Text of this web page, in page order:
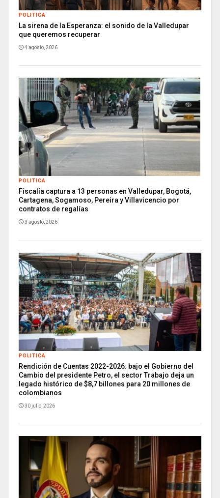
POLITICA
La sirena de la Esperanza: el sonido de la Valledupar
que queremos recuperar
4 agosto, 2026
POLITICA
Fiscalía captura a 13 personas en Valledupar, Bogotá,
Cartagena, Sogamoso, Pereira y Villavicencio por
contratos de regalías
3 agosto, 2026
POLITICA
Rendición de Cuentas 2022-2026: bajo el Gobierno del
Cambio del presidente Petro, el sector Trabajo deja un
legado histórico de $8,7 billones para 20 millones de
colombianos
30 julio, 2026